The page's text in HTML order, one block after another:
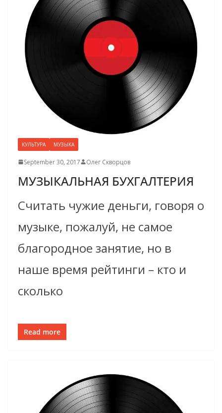
КУЛЬТУРА МУЗЫКА
September 30, 2017 Олег Скворцов
МУЗЫКАЛЬНАЯ БУХГАЛТЕРИЯ
Считать чужие деньги, говоря о
музыке, пожалуй, не самое
благородное занятие, но в
наше время рейтинги – кто и
сколько
Read more